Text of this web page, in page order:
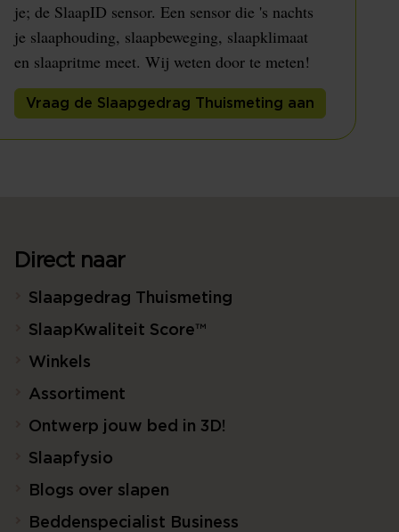
je; de SlaapID sensor. Een sensor die 's nachts
je slaaphouding, slaapbeweging, slaapklimaat
en slaapritme meet. Wij weten door te meten!
Vraag de Slaapgedrag Thuismeting aan
Direct naar
Slaapgedrag Thuismeting
SlaapKwaliteit Score™
Winkels
Assortiment
Ontwerp jouw bed in 3D!
Slaapfysio
Blogs over slapen
Beddenspecialist Business